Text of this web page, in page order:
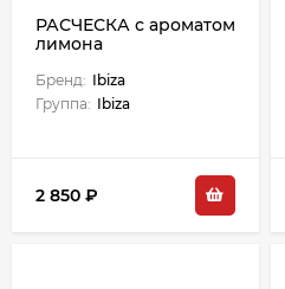
РАСЧЕСКА с ароматом
лимона
Бренд: Ibiza
Группа: Ibiza
2 850 ₽